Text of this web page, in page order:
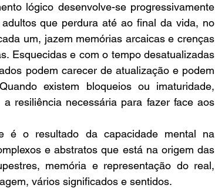
lógico desenvolve-se progressivamente
que perdura até ao final da vida, no
um, jazem memórias arcaicas e crenças
Esquecidas e com o tempo desatualizadas
podem carecer de atualização e podem
existem bloqueios ou imaturidade,
resiliência necessária para fazer face aos
é o resultado da capacidade mental na
e abstratos que está na origem das
memória e representação do real,
vários significados e sentidos.